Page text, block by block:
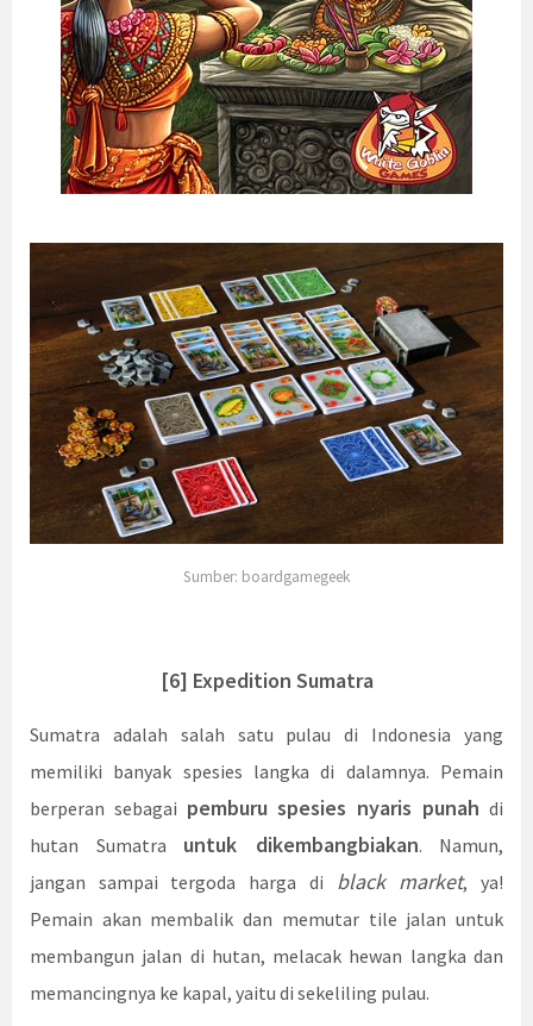
Sumber: boardgamegeek
[6] Expedition Sumatra
Sumatra adalah salah satu pulau di Indonesia yang
memiliki banyak spesies langka di dalamnya. Pemain
berperan sebagai pemburu spesies nyaris punah di
hutan Sumatra untuk dikembangbiakan. Namun,
jangan sampai tergoda harga di black market, ya!
Pemain akan membalik dan memutar tile jalan untuk
membangun jalan di hutan, melacak hewan langka dan
memancingnya ke kapal, yaitu di sekeliling pulau.